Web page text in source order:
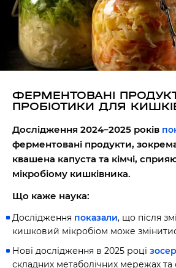
ФЕРМЕНТОВАНІ
ПРОБІОТИКИ ДЛЯ
Дослідження 2024–2025 років
ферментовані продукти,
квашена капуста та кімчі,
мікробіому кишківника.
Що каже наука:
Дослідження показали, що після
кишковий мікробіом може
Нові дослідження в 2025 році
складних метаболічних мережах